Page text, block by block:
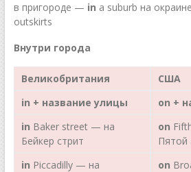
в пригороде — in a suburb на
outskirts
Внутри города
Великобритания
США
in + название улицы on +
in Baker street — на
Бейкер стрит
on
Пятой
in Piccadilly — на
on